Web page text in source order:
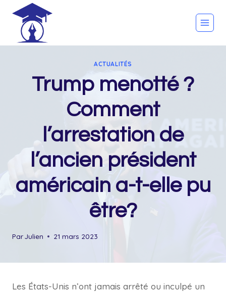
content
ACTUALITÉS
Trump menotté ?
Comment
l’arrestation de
l’ancien président
américain a-t-elle pu
être?
ParJulien 21 mars 2023
Les États-Unis n’ont jamais arrêté ou inculpé un